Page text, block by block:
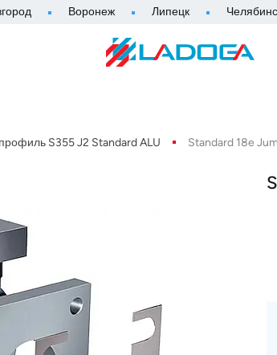
Воронеж Липецк
S355 J2 Standard ALU Standard 18e